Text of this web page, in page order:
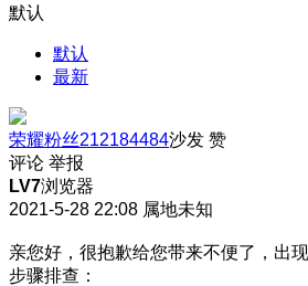
默认
默认
最新
荣耀粉丝212184484沙发 赞
评论 举报
LV7浏览器
2021-5-28 22:08 属地未知
亲您好，很抱歉给您带来不便了，出
步骤排查：